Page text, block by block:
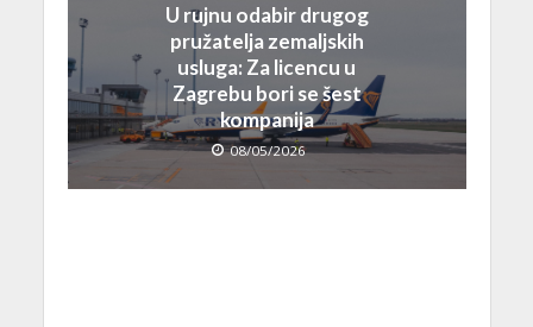
U rujnu odabir drugog
pružatelja zemaljskih
usluga: Za licencu u
Zagrebu bori se šest
kompanija
08/05/2026